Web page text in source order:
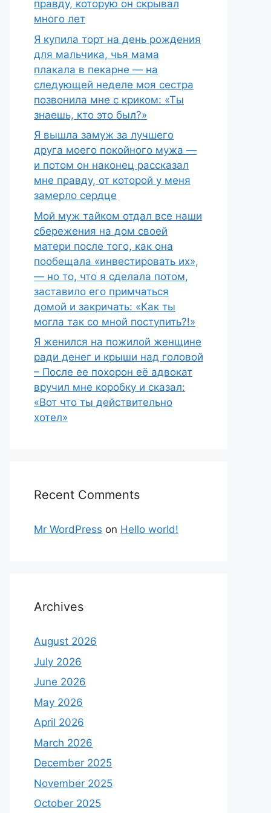
правду, которую он скрывал
много лет
Я купила торт на день рождения
для мальчика, чья мама
плакала в пекарне — на
следующей неделе моя сестра
позвонила мне с криком: «Ты
знаешь, кто это был?»
Я вышла замуж за лучшего
друга моего покойного мужа —
и потом он наконец рассказал
мне правду, от которой у меня
замерло сердце
Мой муж тайком отдал все наши
сбережения на дом своей
матери после того, как она
пообещала «инвестировать их»,
— но то, что я сделала потом,
заставило его примчаться
домой и закричать: «Как ты
могла так со мной поступить?!»
Я женился на пожилой женщине
ради денег и крыши над головой
– После ее похорон её адвокат
вручил мне коробку и сказал:
«Вот что ты действительно
хотел»
Recent Comments
Mr WordPress on Hello world!
Archives
August 2026
July 2026
June 2026
May 2026
April 2026
March 2026
December 2025
November 2025
October 2025